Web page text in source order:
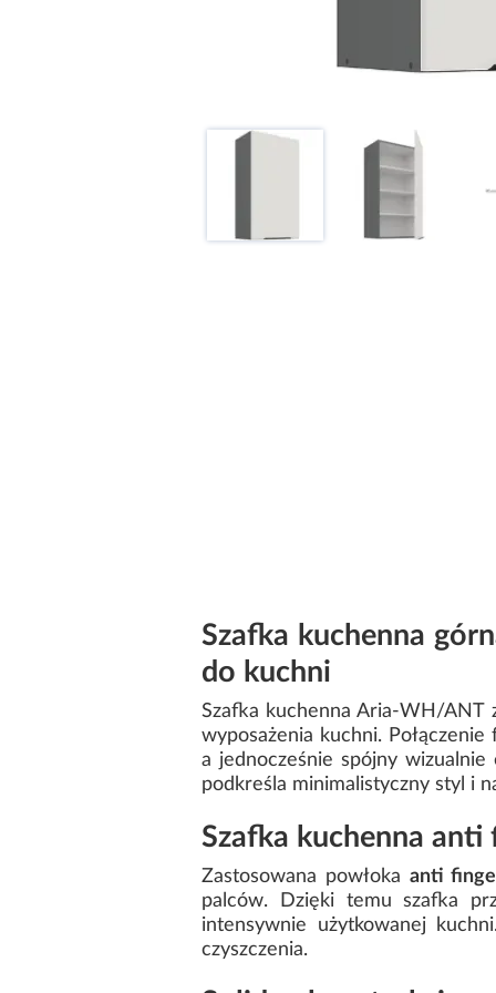
Szafka kuchenna
do kuchni
Szafka kuchenna Aria-WH/ANT
wyposażenia kuchni.
a jednocześnie spójny
podkreśla minimalistyczny styl i
Szafka kuchenna
Zastosowana powłoka anti
palców. Dzięki temu szafka
intensywnie użytkowanej
czyszczenia.